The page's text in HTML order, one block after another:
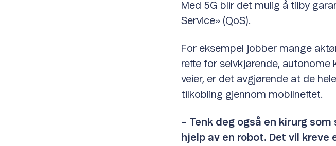
Med 5G blir det mulig å tilby
Service» (QoS).
For eksempel jobber mange
rette for selvkjørende, autonome
veier, er det avgjørende at de
tilkobling gjennom mobilnettet.
– Tenk deg også en kirurg
hjelp av en robot. Det vil